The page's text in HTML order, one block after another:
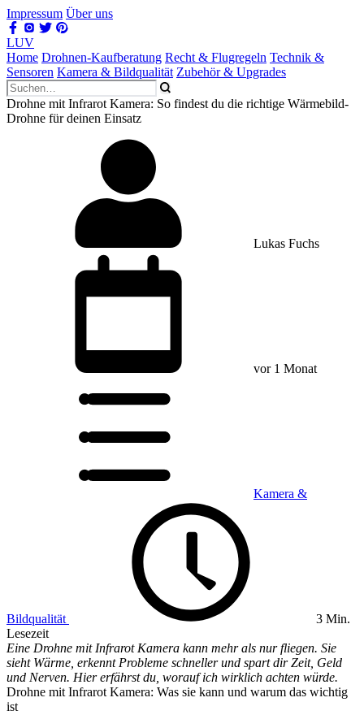
Impressum Über uns
LUV
Home Drohnen-Kaufberatung Recht & Flugregeln Technik &
Sensoren Kamera & Bildqualität Zubehör & Upgrades
Drohne mit Infrarot Kamera: So findest du die richtige Wärmebild-
Drohne für deinen Einsatz
Lukas Fuchs
vor 1 Monat
Kamera &
Bildqualität
3 Min.
Lesezeit
Eine Drohne mit Infrarot Kamera kann mehr als nur fliegen. Sie
sieht Wärme, erkennt Probleme schneller und spart dir Zeit, Geld
und Nerven. Hier erfährst du, worauf ich wirklich achten würde.
Drohne mit Infrarot Kamera: Was sie kann und warum das wichtig
ist